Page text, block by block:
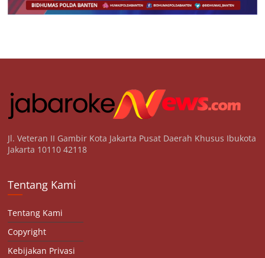
Jl. Veteran II Gambir Kota Jakarta Pusat Daerah Khusus Ibukota
Jakarta 10110 42118
Tentang Kami
Tentang Kami
Copyright
Kebijakan Privasi